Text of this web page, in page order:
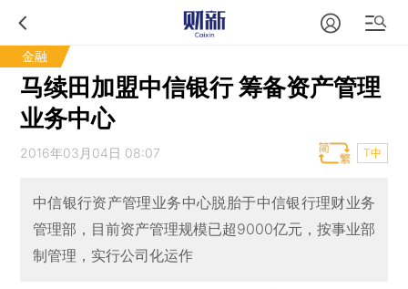
金融
马续田加盟中信银行 筹备资产管理
业务中心
2016年03月04日 08:07 T中
中信银行资产管理业务中心脱胎于中信银行理财业务
管理部，目前资产管理规模已超9000亿元，按事业部
制管理，实行公司化运作